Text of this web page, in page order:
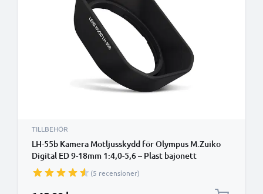
TILLBEHÖR
LH-55b Kamera Motljusskydd för Olympus M.Zuiko
Digital ED 9-18mm 1:4,0-5,6 – Plast bajonett
rektangel / kantigt / angular Motljusskydd från
CELLONIC
(5 recensioner)